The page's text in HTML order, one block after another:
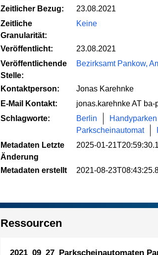
Zeitlicher Bezug:
23.08.2021
Zeitliche
Granularität:
Keine
Veröffentlicht:
23.08.2021
Veröffentlichende
Stelle:
Bezirksamt Pankow,
Kontaktperson:
Jonas Karehnke
E-Mail Kontakt:
jonas.karehnke AT
Schlagworte:
Berlin Handyparken
Parkscheinautomat
Metadaten Letzte
Änderung
2025-01-
Metadaten erstellt 2021-08-
Ressourcen
2021_09_27_Parkscheinautomaten